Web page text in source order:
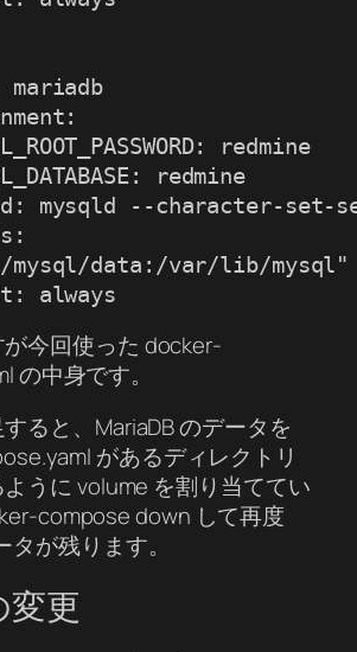
mariadb
redmine
redmine
mysqld --character-set-
mysql/data:/var/lib/mysql"
今回使った docker-
の中身です。
ると、MariaDB のデータを
があるディレクトリ
うに volume を割り当ててい
compose down して再度
が残ります。
更